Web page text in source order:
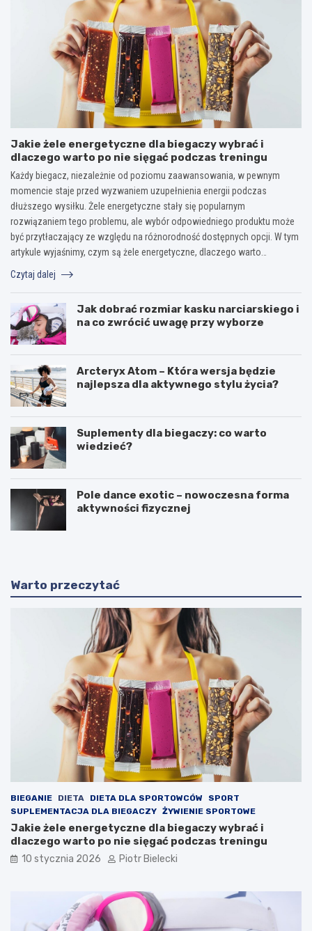
Jakie żele energetyczne dla biegaczy wybrać i
dlaczego warto po nie sięgać podczas treningu
Każdy biegacz, niezależnie od poziomu zaawansowania, w pewnym
momencie staje przed wyzwaniem uzupełnienia energii podczas
dłuższego wysiłku. Żele energetyczne stały się popularnym
rozwiązaniem tego problemu, ale wybór odpowiedniego produktu może
być przytłaczający ze względu na różnorodność dostępnych opcji. W tym
artykule wyjaśnimy, czym są żele energetyczne, dlaczego warto…
Czytaj dalej
Jak dobrać rozmiar kasku narciarskiego i
na co zwrócić uwagę przy wyborze
Arcteryx Atom – Która wersja będzie
najlepsza dla aktywnego stylu życia?
Suplementy dla biegaczy: co warto
wiedzieć?
Pole dance exotic – nowoczesna forma
aktywności fizycznej
Warto przeczytać
BIEGANIE DIETA DIETA DLA SPORTOWCÓW
SPORT
SUPLEMENTACJA DLA BIEGACZY ŻYWIENIE SPORTOWE
Jakie żele energetyczne dla biegaczy wybrać i
dlaczego warto po nie sięgać podczas treningu
10 stycznia 2026 Piotr Bielecki